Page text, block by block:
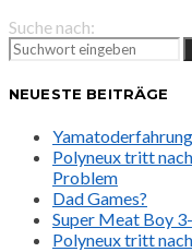
Suche nach:
NEUESTE BEITRÄGE
Yamatoderfahrung
Polyneux tritt
Problem
Dad Games?
Super Meat Boy
Polyneux tritt